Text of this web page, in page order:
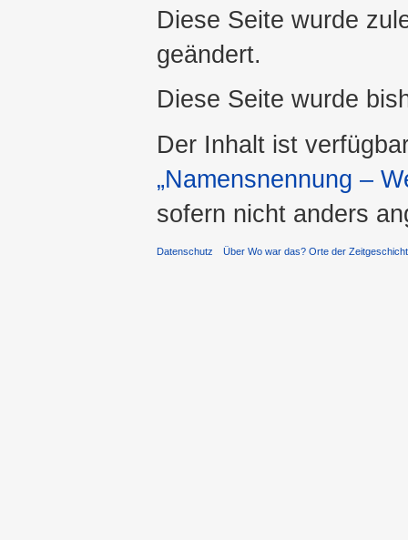
Diese Seite wurde
geändert.
Diese Seite wurde
Der Inhalt ist
„Namensnennung –
sofern nicht anders
Datenschutz Über Wo war das? Orte der